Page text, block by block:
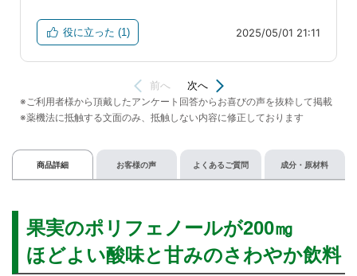
商品詳細 お客様の声 よくあるご質問 成分・原材料
果実のポリフェノールが200㎎
ほどよい酸味と甘みのさわやか飲料